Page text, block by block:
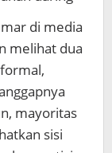
di media
melihat dua
mayoritas
sisi